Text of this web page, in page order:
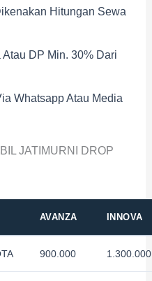
Hitungan Sewa
DP Min. 30% Dari
Whatsapp Atau Media
JATIMURNI DROP
AVANZA INNOVA
900.000 1.300.000